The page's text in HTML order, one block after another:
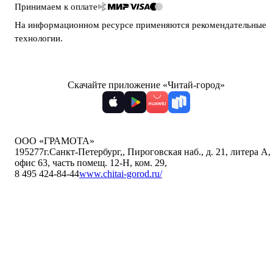
Принимаем к оплате
На информационном ресурсе применяются рекомендательные
технологии.
Скачайте приложение «Читай-город»
ООО «ГРАМОТА»
195277г.Санкт-Петербург,, Пироговская наб., д. 21, литера А,
офис 63, часть помещ. 12-Н, ком. 29,
8 495 424-84-44www.chitai-gorod.ru/